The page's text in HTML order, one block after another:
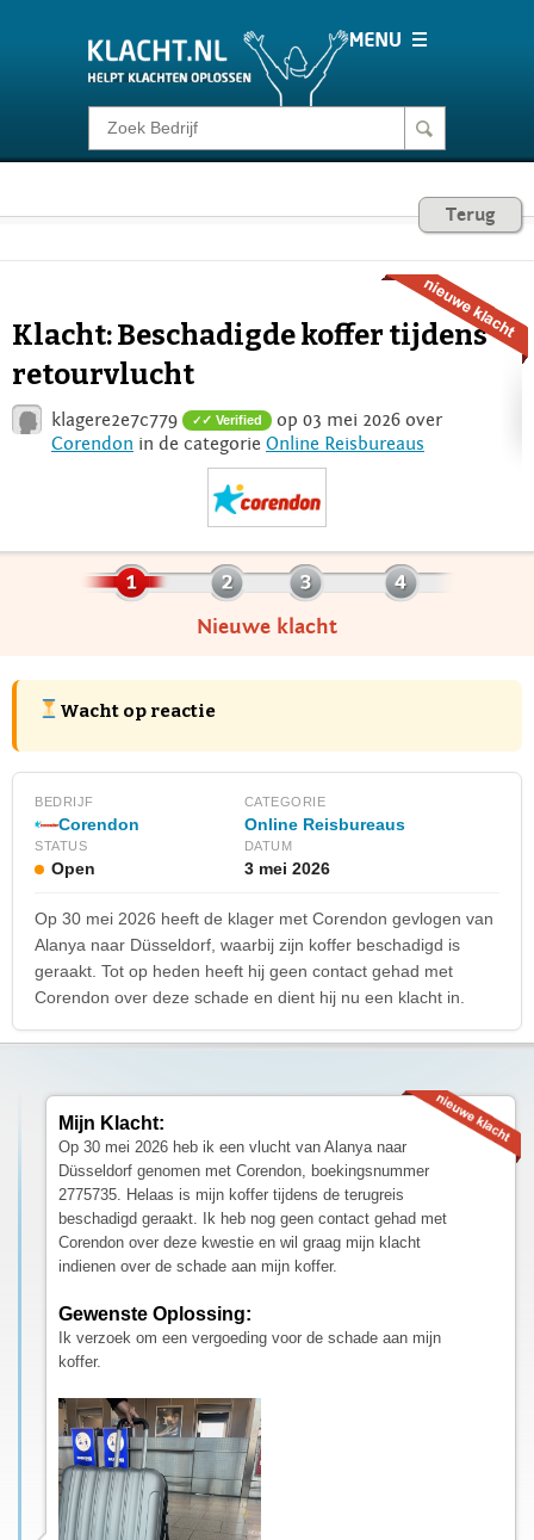
Klacht melden
Consumentenrecht
Voor Bedrijven
Login
Terug
Klacht: Beschadigde koffer tijdens
retourvlucht
klagere2e7c779 ✓ Verified
op 03 mei 2026 over
Corendon in de categorie Online Reisbureaus
Nieuwe klacht
Wacht op reactie
BEDRIJF
Corendon
CATEGORIE
Online Reisbureaus
STATUS
Open
DATUM
3 mei 2026
Op 30 mei 2026 heeft de klager met Corendon gevlogen van
Alanya naar Düsseldorf, waarbij zijn koffer beschadigd is
geraakt. Tot op heden heeft hij geen contact gehad met
Corendon over deze schade en dient hij nu een klacht in.
Mijn Klacht:
Op 30 mei 2026 heb ik een vlucht van Alanya naar
Düsseldorf genomen met Corendon, boekingsnummer
2775735. Helaas is mijn koffer tijdens de terugreis
beschadigd geraakt. Ik heb nog geen contact gehad met
Corendon over deze kwestie en wil graag mijn klacht
indienen over de schade aan mijn koffer.
Gewenste Oplossing:
Ik verzoek om een vergoeding voor de schade aan mijn
koffer.